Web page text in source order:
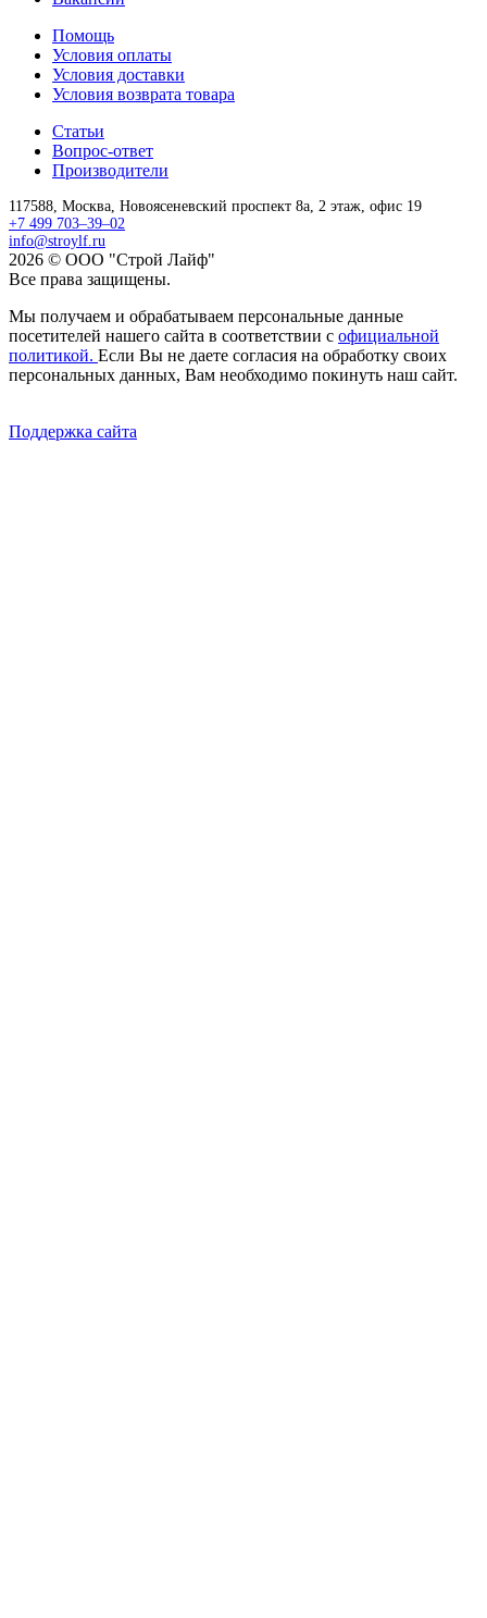
Помощь
Условия оплаты
Условия доставки
Условия возврата товара
Статьи
Вопрос-ответ
Производители
117588, Москва, Новоясеневский проспект 8а, 2 этаж, офис 19
+7 499 703–39–02
info@stroylf.ru
2026 © ООО "Строй Лайф"
Все права защищены.
Мы получаем и обрабатываем персональные данные
посетителей нашего сайта в соответствии с официальной
политикой. Если Вы не даете согласия на обработку своих
персональных данных, Вам необходимо покинуть наш сайт.
Поддержка сайта